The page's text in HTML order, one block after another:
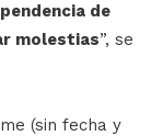
de
molestias”, se
(sin fecha y